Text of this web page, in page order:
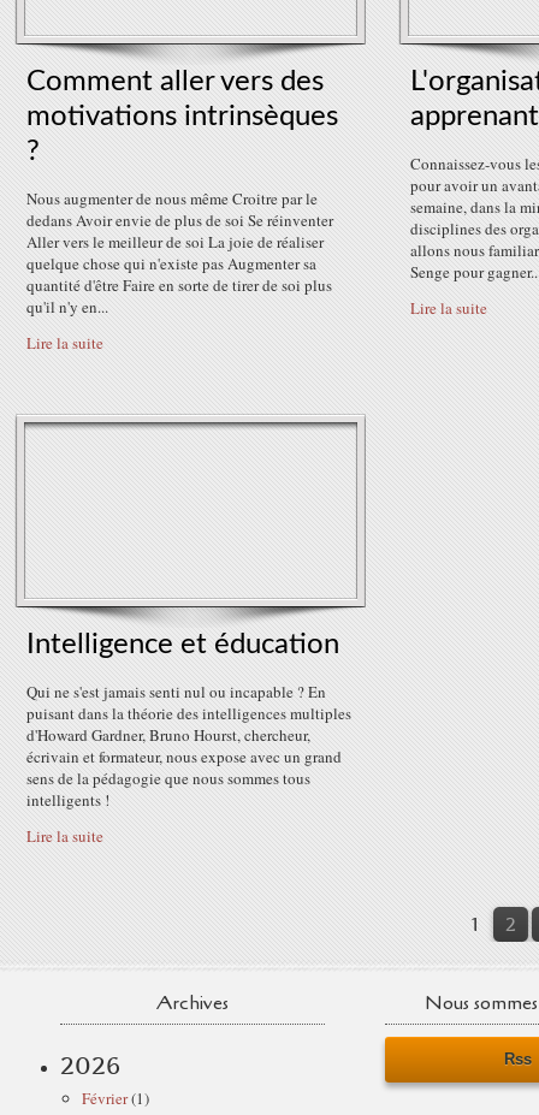
Comment aller vers des
motivations intrinsèques
?
Nous augmenter de nous même Croitre par le
dedans Avoir envie de plus de soi Se réinventer
Aller vers le meilleur de soi La joie de réaliser
quelque chose qui n'existe pas Augmenter sa
quantité d'être Faire en sorte de tirer de soi plus
qu'il n'y en...
Lire la suite
Connaissez-vous
pour avoir un
semaine, dans la
disciplines des
allons nous
Senge pour
Lire la suite
Intelligence et éducation
Qui ne s'est jamais senti nul ou incapable ? En
puisant dans la théorie des intelligences multiples
d'Howard Gardner, Bruno Hourst, chercheur,
écrivain et formateur, nous expose avec un grand
sens de la pédagogie que nous sommes tous
intelligents !
Lire la suite
1 2
Archives
2026
Février(1)
Nous
Rss